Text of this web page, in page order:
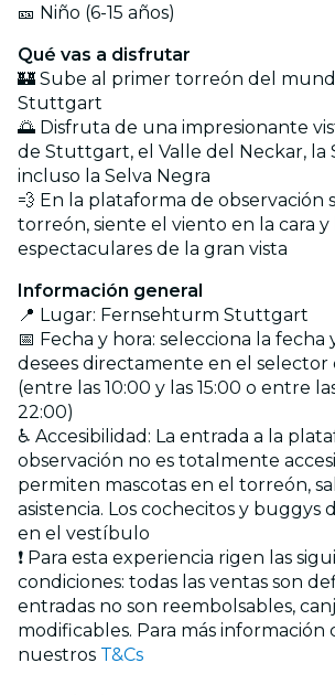
🎫 Niño (6-15 años)
Qué vas a disfrutar
🏰 Sube al primer torreón del
Stuttgart
🌅 Disfruta de una impresionante
de Stuttgart, el Valle del Neckar, la
incluso la Selva Negra
💨 En la plataforma de observación
torreón, siente el viento en la cara y
espectaculares de la gran vista
Información general
📍 Lugar: Fernsehturm Stuttgart
📅 Fecha y hora: selecciona la fecha
desees directamente en el selector
(entre las 10:00 y las 15:00 o entre
22:00)
♿ Accesibilidad: La entrada a la
observación no es totalmente
permiten mascotas en el torreón,
asistencia. Los cochecitos y buggys
en el vestíbulo
❗ Para esta experiencia rigen las
condiciones: todas las ventas son
entradas no son reembolsables,
modificables. Para más información
nuestros T&Cs